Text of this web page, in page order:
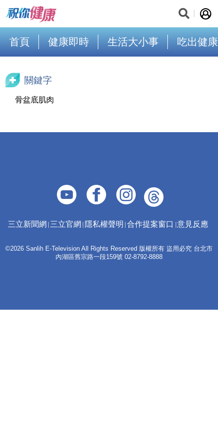
首頁 健康即時 生活大小事 吃出健康
關鍵字
骨盆底肌肉
三立新聞網 三立官網 隱私權聲明 合作提案窗口 意見反應
©2026 Sanlih E-Television All Rights Reserved 版權所有 盜用必究 台北市
內湖區舊宗路一段159號 02-8792-8888